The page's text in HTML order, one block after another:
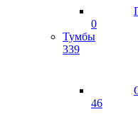
0
Тумбы
339
46